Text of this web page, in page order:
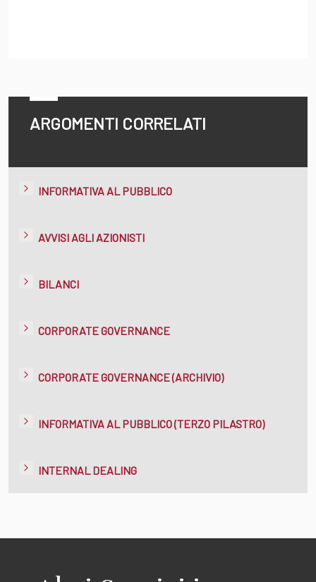
ARGOMENTI CORRELATI
INFORMATIVA AL PUBBLICO
AVVISI AGLI AZIONISTI
BILANCI
CORPORATE GOVERNANCE
CORPORATE GOVERNANCE (ARCHIVIO)
INFORMATIVA AL PUBBLICO (TERZO PILASTRO)
INTERNAL DEALING